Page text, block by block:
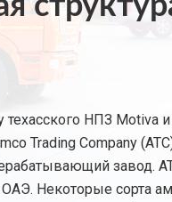
техасского НПЗ
Trading Company
завод.
Некоторые сорта